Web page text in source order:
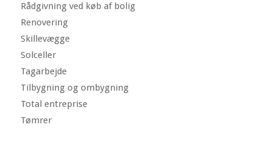
Rådgivning ved køb af bolig
Renovering
Skillevægge
Solceller
Tagarbejde
Tilbygning og ombygning
Total entreprise
Tømrer